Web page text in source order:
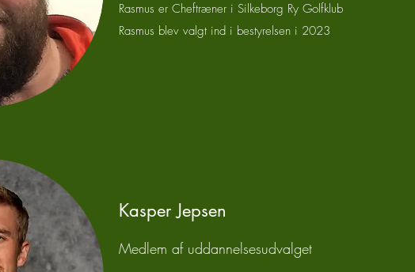
Rasmus er Cheftræner i Silkeborg Ry Golfklub
Rasmus blev valgt ind i bestyrelsen i 2023
Kasper Jepsen
Medlem af uddannelsesudvalget